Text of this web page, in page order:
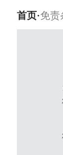
首页·免责